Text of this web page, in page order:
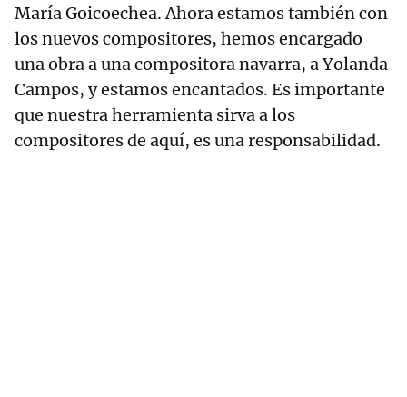
María Goicoechea. Ahora estamos también con
los nuevos compositores, hemos encargado
una obra a una compositora navarra, a Yolanda
Campos, y estamos encantados. Es importante
que nuestra herramienta sirva a los
compositores de aquí, es una responsabilidad.